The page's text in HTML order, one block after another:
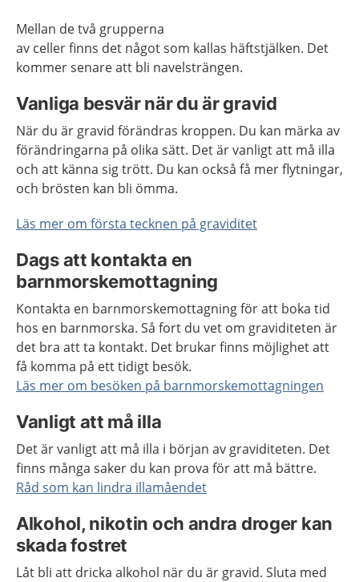
Mellan de två grupperna
av celler finns det något som kallas häftstjälken. Det
kommer senare att bli navelsträngen.
Vanliga besvär när du är gravid
När du är gravid förändras kroppen. Du kan märka av
förändringarna på olika sätt. Det är vanligt att må illa
och att känna sig trött. Du kan också få mer flytningar,
och brösten kan bli ömma.
Läs mer om första tecknen på graviditet
Dags att kontakta en
barnmorskemottagning
Kontakta en barnmorskemottagning för att boka tid
hos en barnmorska. Så fort du vet om graviditeten är
det bra att ta kontakt. Det brukar finns möjlighet att
få komma på ett tidigt besök.
Läs mer om besöken på barnmorskemottagningen
Vanligt att må illa
Det är vanligt att må illa i början av graviditeten. Det
finns många saker du kan prova för att må bättre.
Råd som kan lindra illamåendet
Alkohol, nikotin och andra droger kan
skada fostret
Låt bli att dricka alkohol när du är gravid. Sluta med